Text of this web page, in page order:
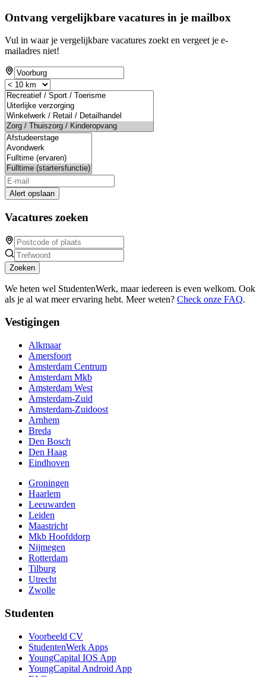
Ontvang vergelijkbare vacatures in je mailbox
Vul in waar je vergelijkbare vacatures zoekt en vergeet je e-
mailadres niet!
Alert opslaan
Vacatures zoeken
Zoeken
We heten wel StudentenWerk, maar iedereen is even welkom. Ook
als je al wat meer ervaring hebt. Meer weten? Check onze FAQ.
Vestigingen
Alkmaar
Amersfoort
Amsterdam Centrum
Amsterdam Mkb
Amsterdam West
Amsterdam-Zuid
Amsterdam-Zuidoost
Arnhem
Breda
Den Bosch
Den Haag
Eindhoven
Groningen
Haarlem
Leeuwarden
Leiden
Maastricht
Mkb Hoofddorp
Nijmegen
Rotterdam
Tilburg
Utrecht
Zwolle
Studenten
Voorbeeld CV
StudentenWerk Apps
YoungCapital IOS App
YoungCapital Android App